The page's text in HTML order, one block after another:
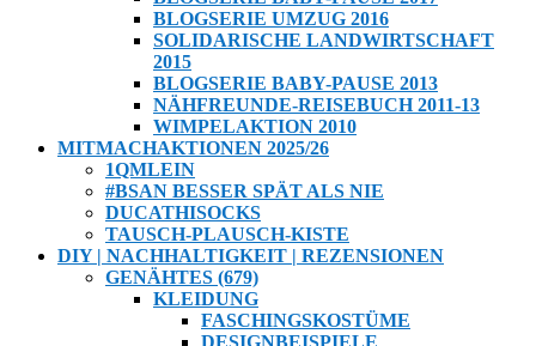
BLOGSERIE UMZUG 2016
SOLIDARISCHE LANDWIRTSCHAFT
2015
BLOGSERIE BABY-PAUSE 2013
NÄHFREUNDE-REISEBUCH 2011-13
WIMPELAKTION 2010
MITMACHAKTIONEN 2025/26
1QMLEIN
#BSAN BESSER SPÄT ALS NIE
DUCATHISOCKS
TAUSCH-PLAUSCH-KISTE
DIY | NACHHALTIGKEIT | REZENSIONEN
GENÄHTES (679)
KLEIDUNG
FASCHINGSKOSTÜME
DESIGNBEISPIELE